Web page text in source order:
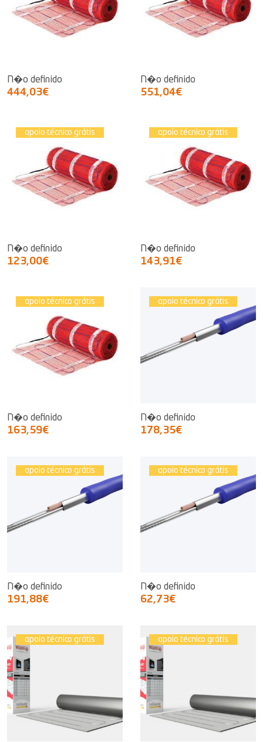
N�o definido
444,03€
N�o definido
551,04€
apoio técnico grátis
N�o definido
123,00€
apoio técnico grátis
N�o definido
143,91€
apoio técnico grátis
N�o definido
163,59€
apoio técnico grátis
N�o definido
178,35€
apoio técnico grátis
N�o definido
191,88€
apoio técnico grátis
N�o definido
62,73€
apoio técnico grátis apoio técnico grátis